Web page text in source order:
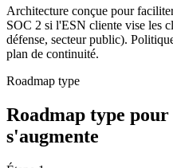
Architecture conçue pour
SOC 2 si l'ESN cliente vise les
défense, secteur public).
plan de continuité.
Roadmap type
Roadmap type
s'augmente